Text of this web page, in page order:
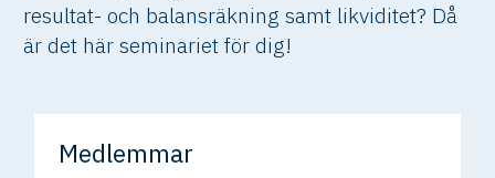
resultat- och balansräkning samt likviditet? Då
är det här seminariet för dig!
Medlemmar